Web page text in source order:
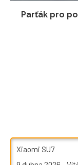
Parťák pro
Xiaomi SU7